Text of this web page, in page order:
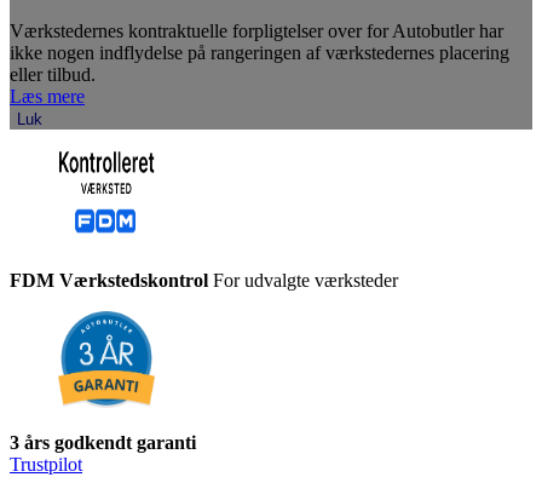
Værkstedernes kontraktuelle forpligtelser over for Autobutler har
ikke nogen indflydelse på rangeringen af værkstedernes placering
eller tilbud.
Læs mere
Luk
FDM Værkstedskontrol For udvalgte værksteder
3 års godkendt garanti
Trustpilot